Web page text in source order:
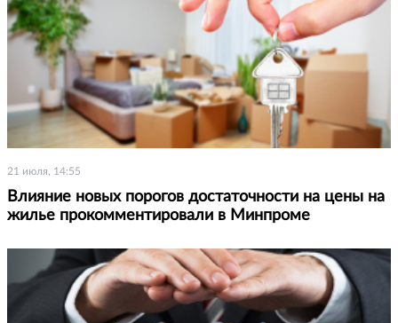
21 июля, 14:55
Влияние новых порогов достаточности на цены на
жилье прокомментировали в Минпроме